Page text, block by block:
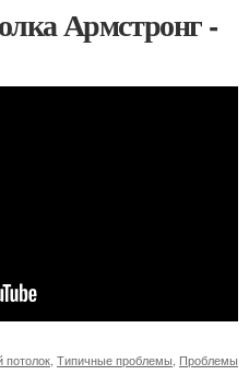
Армстронг -
потолок Типичные проблемы Проблемы